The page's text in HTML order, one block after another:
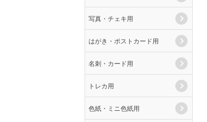
写真・チェキ用
はがき・ポストカード用
名刺・カード用
トレカ用
色紙・ミニ色紙用